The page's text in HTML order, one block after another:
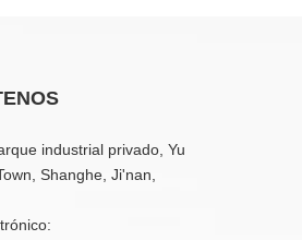
industrial privado, Yu
Shanghe, Ji'nan,